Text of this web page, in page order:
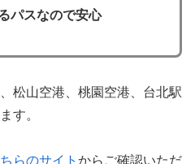
パスなので安心
松山空港、桃園空港、台北駅
す。
らのサイト からご確認いただ